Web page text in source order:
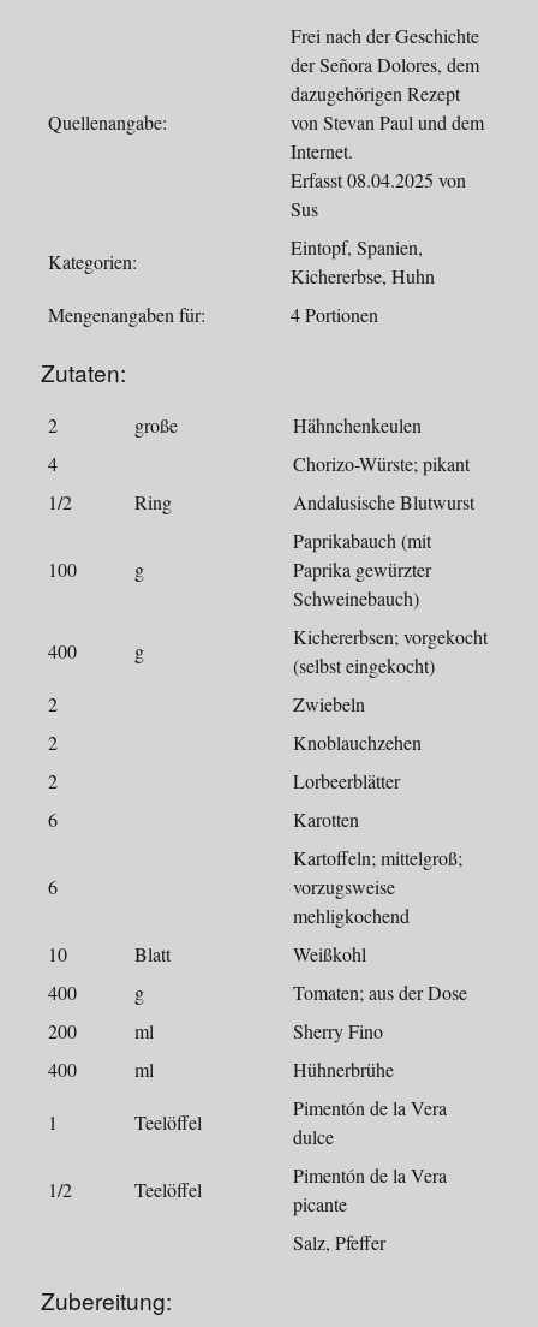
Quellenangabe:
Frei nach der Geschichte
der Señora Dolores, dem
dazugehörigen Rezept
von Stevan Paul und dem
Internet.
Erfasst 08.04.2025 von
Sus
Kategorien:
Eintopf, Spanien,
Kichererbse, Huhn
Mengenangaben für:
4 Portionen
Zutaten:
2 große
Hähnchenkeulen
4
Chorizo-Würste; pikant
1/2
Ring Andalusische Blutwurst
100 g
Paprikabauch (mit
Paprika gewürzter
Schweinebauch)
400 g
Kichererbsen; vorgekocht
(selbst eingekocht)
2
Zwiebeln
2
Knoblauchzehen
2
Lorbeerblätter
6
Karotten
6
Kartoffeln; mittelgroß;
vorzugsweise
mehligkochend
10
Blatt
Weißkohl
400
g
Tomaten; aus der Dose
200
ml
Sherry Fino
400
ml Hühnerbrühe
1 Teelöffel
Pimentón de la Vera
dulce
1/2 Teelöffel
Pimentón de la Vera
picante
Salz, Pfeffer
Zubereitung: